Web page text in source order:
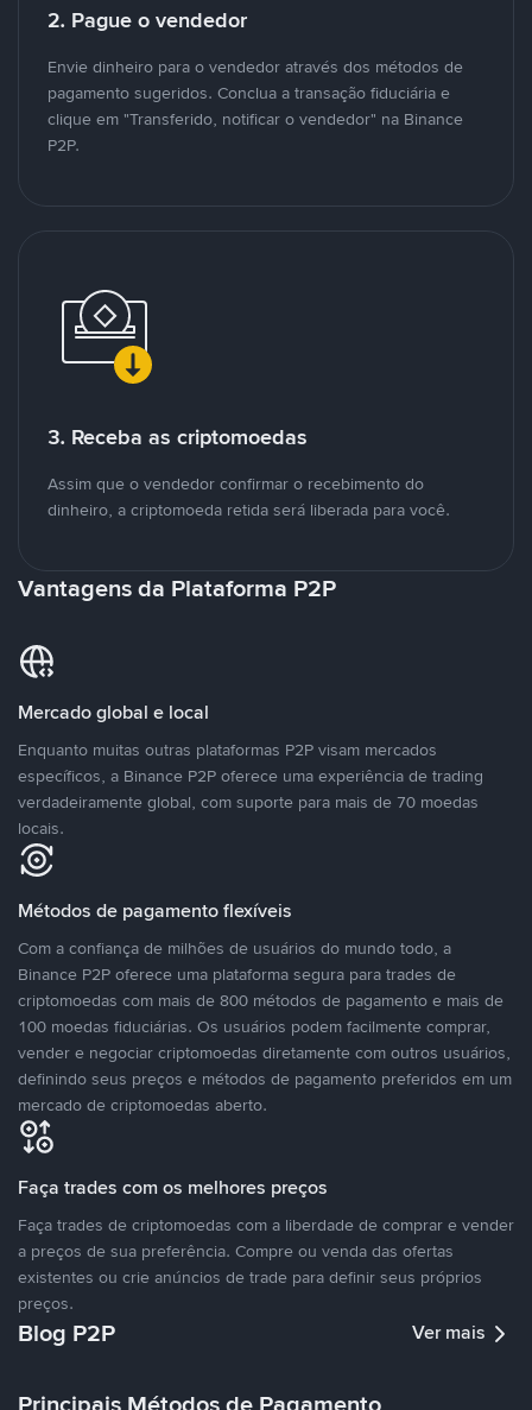
2. Pague o vendedor
Envie dinheiro para o vendedor através dos métodos de
pagamento sugeridos. Conclua a transação fiduciária e
clique em "Transferido, notificar o vendedor" na Binance
P2P.
3. Receba as criptomoedas
Assim que o vendedor confirmar o recebimento do
dinheiro, a criptomoeda retida será liberada para você.
Vantagens da Plataforma P2P
Mercado global e local
Enquanto muitas outras plataformas P2P visam mercados
específicos, a Binance P2P oferece uma experiência de trading
verdadeiramente global, com suporte para mais de 70 moedas
locais.
Métodos de pagamento flexíveis
Com a confiança de milhões de usuários do mundo todo, a
Binance P2P oferece uma plataforma segura para trades de
criptomoedas com mais de 800 métodos de pagamento e mais de
100 moedas fiduciárias. Os usuários podem facilmente comprar,
vender e negociar criptomoedas diretamente com outros usuários,
definindo seus preços e métodos de pagamento preferidos em um
mercado de criptomoedas aberto.
Faça trades com os melhores preços
Faça trades de criptomoedas com a liberdade de comprar e vender
a preços de sua preferência. Compre ou venda das ofertas
existentes ou crie anúncios de trade para definir seus próprios
preços.
Blog P2P Ver mais